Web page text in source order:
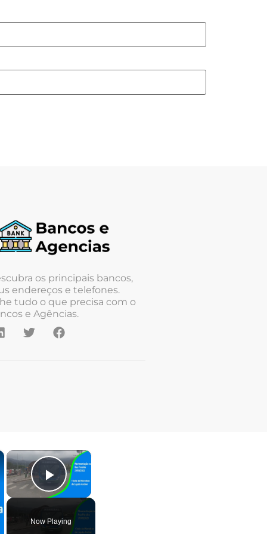
os principais bancos,
endereços e telefones.
tudo o que precisa com o
e Agências.
×
Play Video
Now Playing